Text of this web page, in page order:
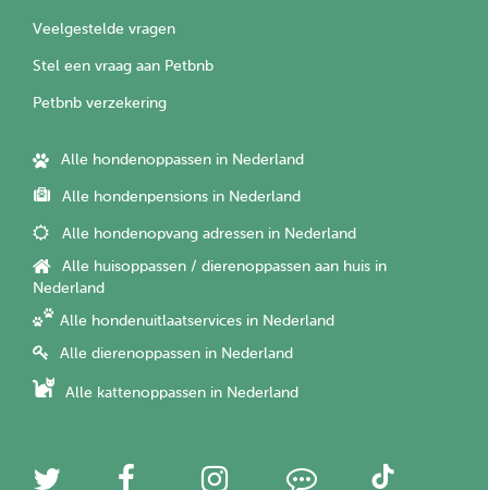
Veelgestelde vragen
Stel een vraag aan Petbnb
Petbnb verzekering
Alle hondenoppassen in Nederland
Alle hondenpensions in Nederland
Alle hondenopvang adressen in Nederland
Alle huisoppassen / dierenoppassen aan huis in
Nederland
Alle hondenuitlaatservices in Nederland
Alle dierenoppassen in Nederland
Alle kattenoppassen in Nederland